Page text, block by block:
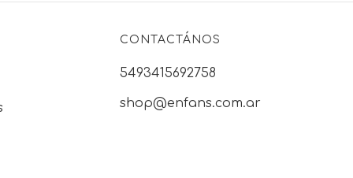
CONTACTÁNOS
5493415692758
shop@enfans.com.ar